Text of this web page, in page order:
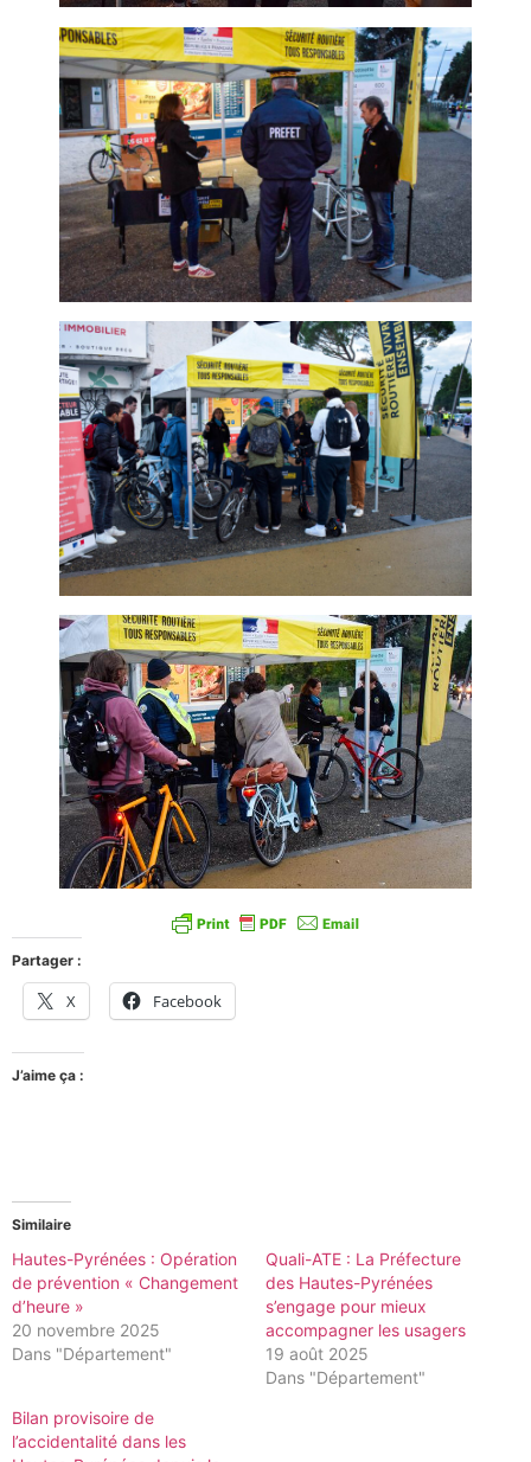
Partager :
X Facebook
J’aime ça :
Similaire
Hautes-Pyrénées : Opération
de prévention « Changement
d’heure »
20 novembre 2025
Dans "Département"
Quali-ATE : La Préfecture
des Hautes-Pyrénées
s’engage pour mieux
accompagner les usagers
19 août 2025
Dans "Département"
Bilan provisoire de
l’accidentalité dans les